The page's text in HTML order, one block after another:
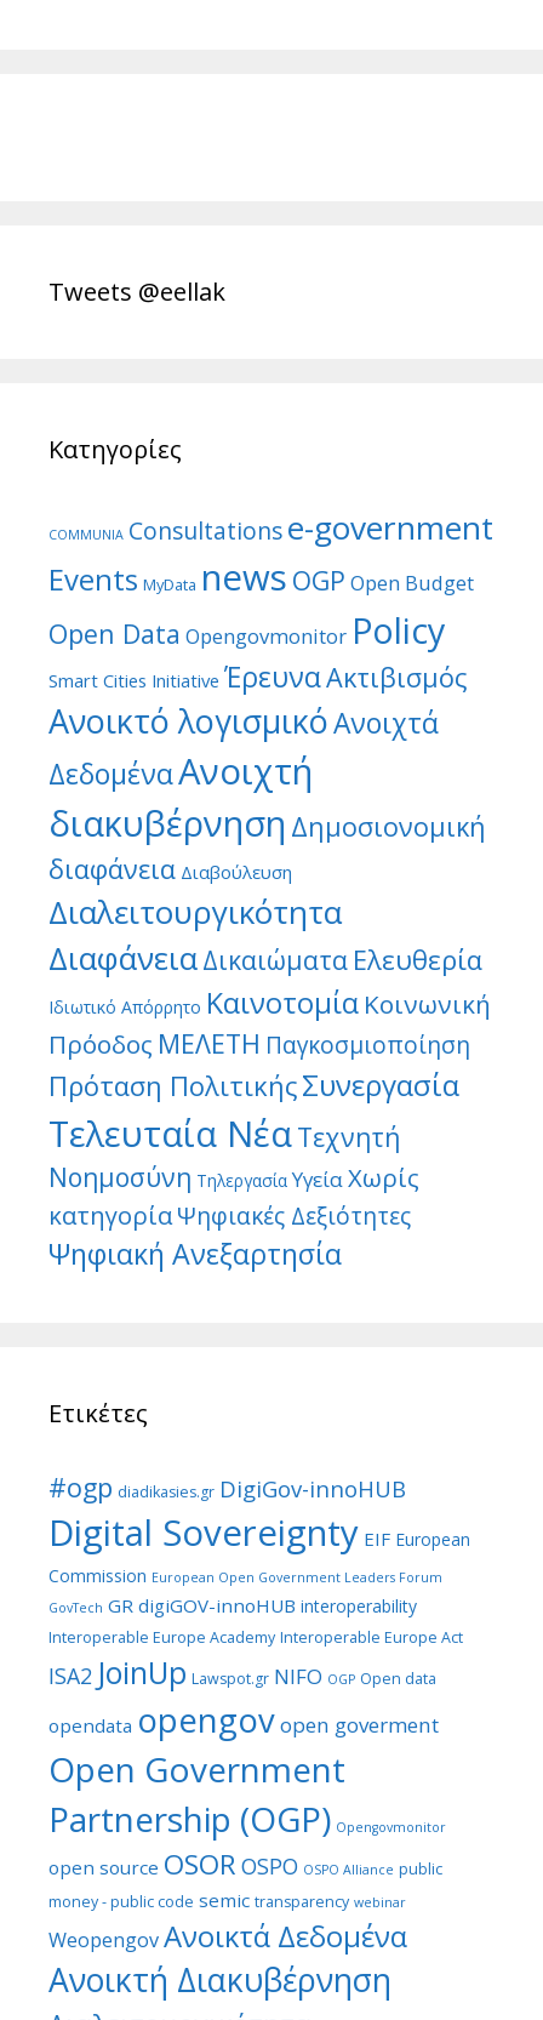
Tweets @eellak
Κατηγορίες
COMMUNIA Consultationse-government
Events MyData news OGP Open Budget
Open Data Opengovmonitor Policy
Smart Cities Initiative ΈρευναΑκτιβισμός
Ανοικτό λογισμικόΑνοιχτά
ΔεδομέναΑνοιχτή
διακυβέρνηση Δημοσιονομική
διαφάνεια Διαβούλευση
Διαλειτουργικότητα
ΔιαφάνειαΔικαιώματα Ελευθερία
Ιδιωτικό Απόρρητο Καινοτομία Κοινωνική
Πρόοδος ΜΕΛΕΤΗ Παγκοσμιοποίηση
Πρόταση ΠολιτικήςΣυνεργασία
Τελευταία ΝέαΤεχνητή
Νοημοσύνη Τηλεργασία ΥγείαΧωρίς
κατηγορίαΨηφιακές Δεξιότητες
Ψηφιακή Ανεξαρτησία
Ετικέτες
#ogp diadikasies.gr DigiGov-innoHUB
Digital Sovereignty EIF European
Commission European Open Government Leaders Forum
GovTech GR digiGOV-innoHUB interoperability
Interoperable Europe Academy Interoperable Europe Act
ISA2 JoinUp Lawspot.gr NIFO OGP Open data
opendata opengovopen goverment
Open Government
Partnership (OGP) Opengovmonitor
open source OSOR OSPO OSPO Alliance public
money - public code semic transparency webinar
WeopengovΑνοικτά Δεδομένα
Ανοικτή Διακυβέρνηση